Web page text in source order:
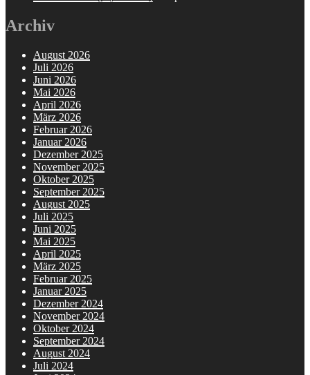
Archiv
August 2026
Juli 2026
Juni 2026
Mai 2026
April 2026
März 2026
Februar 2026
Januar 2026
Dezember 2025
November 2025
Oktober 2025
September 2025
August 2025
Juli 2025
Juni 2025
Mai 2025
April 2025
März 2025
Februar 2025
Januar 2025
Dezember 2024
November 2024
Oktober 2024
September 2024
August 2024
Juli 2024